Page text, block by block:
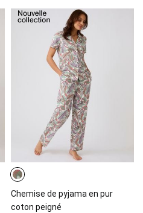
Chemise de pyjama en pur
coton peigné